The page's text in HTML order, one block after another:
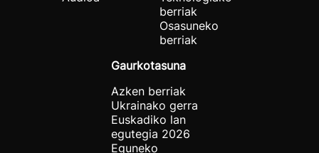
berriak
Osasuneko
berriak
Gaurkotasuna
Azken berriak
Ukrainako gerra
Euskadiko lan
egutegia 2026
Eguneko